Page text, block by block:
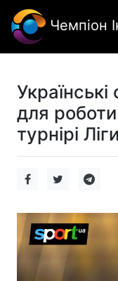
Чемпіон
Українські
для
турнірі